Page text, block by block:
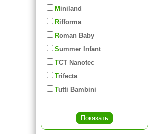
Miniland
Rifforma
Roman Baby
Summer Infant
TCT Nanotec
Trifecta
Tutti Bambini